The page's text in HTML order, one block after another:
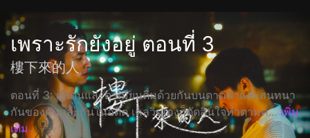
เพราะรักยังอยู่ ตอนที่ 3
樓下來的人
ตอนที่ 3: เฮเดนและดาเมียนดื่มด้วยกันบนดาดฟ้าและสนทนา
กันของกันและกันในอดีต เคลวินเองก็ตัดสินใจทำตามค... เพิ่ม
เติม